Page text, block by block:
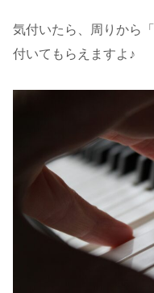
気付いたら、周りから
付いてもらえますよ♪